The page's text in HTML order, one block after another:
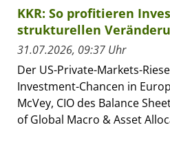
KKR: So profitieren
strukturellen
31.07.2026, 09:37 Uhr
Der US-Private-Markets-
Investment-Chancen in
McVey, CIO des Balance
of Global Macro & Asset